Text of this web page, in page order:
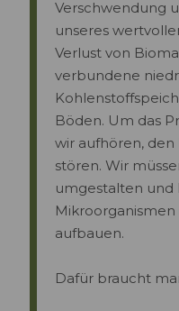
Verschwendung
unseres
Verlust von
verbundene
Böden. Um das
wir aufhören, den
stören. Wir
umgestalten und
aufbauen.
Dafür braucht